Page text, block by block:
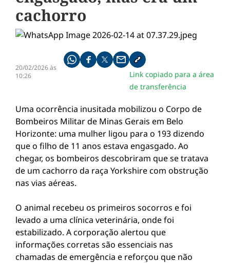
cachorro
20/02/2026 às
10:26
Compartilhe pelo whatsapp
Compartilhar no facebook
Compartilhar no twitter
Compartilhe pelo email
Copiar link da notícia
Link copiado para a área
de transferência
Uma ocorrência inusitada mobilizou o Corpo de
Bombeiros Militar de Minas Gerais em Belo
Horizonte: uma mulher ligou para o 193 dizendo
que o filho de 11 anos estava engasgado. Ao
chegar, os bombeiros descobriram que se tratava
de um cachorro da raça Yorkshire com obstrução
nas vias aéreas.
O animal recebeu os primeiros socorros e foi
levado a uma clínica veterinária, onde foi
estabilizado. A corporação alertou que
informações corretas são essenciais nas
chamadas de emergência e reforçou que não